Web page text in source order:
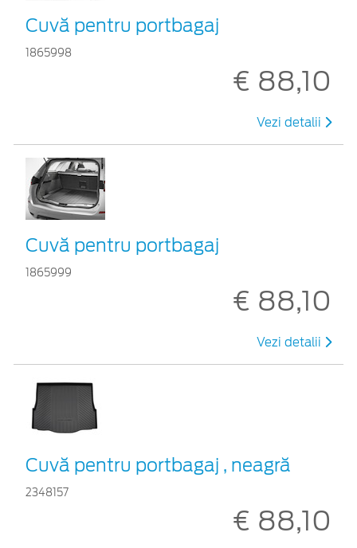
Cuvă pentru portbagaj
1865998
€ 88,10
Vezi detalii
Cuvă pentru portbagaj
1865999
€ 88,10
Vezi detalii
Cuvă pentru portbagaj , neagră
2348157
€ 88,10